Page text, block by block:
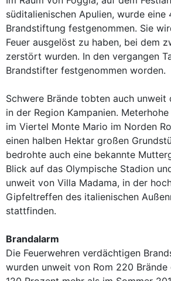
süditalienischen Apulien, wurde
Brandstiftung festgenommen. Sie
Feuer ausgelöst zu haben, bei dem
zerstört wurden. In den vergangen
Brandstifter festgenommen worden.
Schwere Brände tobten auch unweit
in der Region Kampanien.
im Viertel Monte Mario im Norden
einen halben Hektar großen
bedrohte auch eine bekannte
Blick auf das Olympische Stadion
unweit von Villa Madama, in der
Gipfeltreffen des italienischen
stattfinden.
Brandalarm
Die Feuerwehren verdächtigen
wurden unweit von Rom 220